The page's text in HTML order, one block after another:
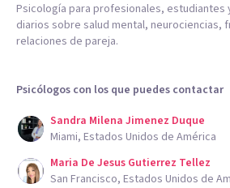
Psicología para profesionales, estudiantes
diarios sobre salud mental, neurociencias,
relaciones de pareja.
Psicólogos con los que puedes contactar
Sandra Milena Jimenez Duque
Miami, Estados Unidos de América
Maria De Jesus Gutierrez Tellez
San Francisco, Estados Unidos de